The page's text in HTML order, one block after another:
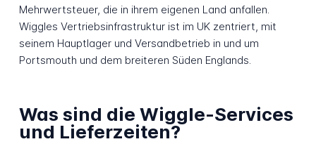
Mehrwertsteuer, die in ihrem eigenen Land anfallen.
Wiggles Vertriebsinfrastruktur ist im UK zentriert, mit
seinem Hauptlager und Versandbetrieb in und um
Portsmouth und dem breiteren Süden Englands.
Was sind die Wiggle-Services
und Lieferzeiten?